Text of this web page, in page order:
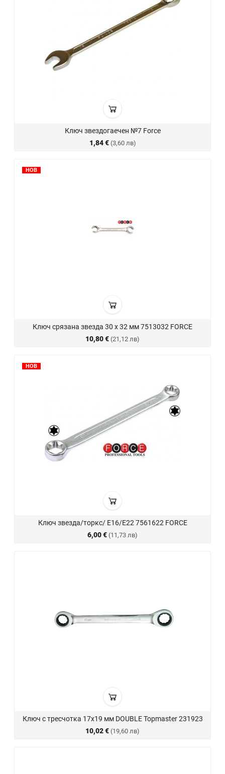
Ключ звездогаечен №7 Force
1,84 € (3,60 лв)
НОВ
Ключ срязана звезда 30 х 32 мм 7513032 FORCE
10,80 € (21,12 лв)
НОВ
Ключ звезда/торкс/ E16/E22 7561622 FORCE
6,00 € (11,73 лв)
Ключ с тресчотка 17х19 мм DOUBLE Topmaster 231923
10,02 € (19,60 лв)